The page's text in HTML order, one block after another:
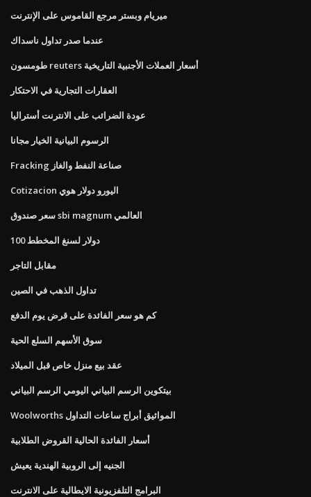
ميريام وبستر مرجع القاموس على الإنترنت
عندما صدر تداول ناسداك
طومسون reuters أسعار العملات الأجنبية التاريخية
العقارات التجارية في الاحتكار
عودة الضرائب على الانترنت أستراليا
الرسوم البيانية الخيار مجانا
Fracking صناعة النفط والغاز
Cotizacion اليورو دولار هوي
سعر صندوق sbi magnum العالمي
100 دولار لسنغ المخطط
مقابل التاجر
تداول الذهب في الصين
كم هو سعر الفائدة على قرض يوم الدفع
سوق الأسهم السلع الحية
عقد بيع منزل خاص قبل الميلاد
بيتكوين الرسم البياني اليومي الرسم البياني
Woolworths المواثيق أبراج ساعات التداول
أسعار الفائدة الحالية القروض الطلابية
الجنيه إلى الروبية الهندية يعيش
البرامج التلفزيونية الايطالية على الانترنت